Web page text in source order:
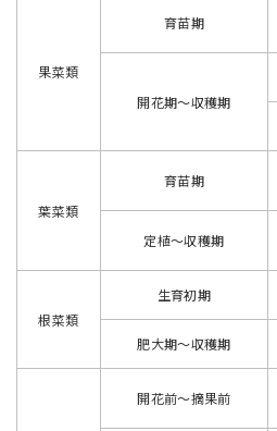
果菜類
育苗期
開花期～収穫期
葉菜類
育苗期
定植～収穫期
根菜類
生育初期
肥大期～収穫期
開花前～摘果前